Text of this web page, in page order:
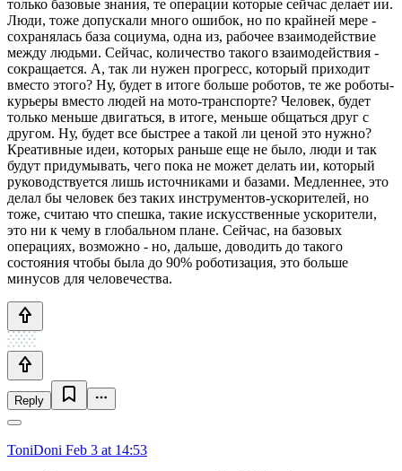
только базовые знания, те операции которые сейчас делает ии.
Люди, тоже допускали много ошибок, но по крайней мере -
сохранялась база социума, одна из, рабочее взаимодействие
между людьми. Сейчас, количество такого взаимодействия -
сокращается. А, так ли нужен прогресс, который приходит
вместо этого? Ну, будет в итоге больше роботов, те же роботы-
курьеры вместо людей на мото-транспорте? Человек, будет
только меньше двигаться, в итоге, меньше общаться друг с
другом. Ну, будет все быстрее а такой ли ценой это нужно?
Креативные идеи, которых раньше еще не было, люди и так
будут придумывать, чего пока не может делать ии, который
руководствуется лишь источниками и базами. Медленнее, это
делал бы человек без таких инструментов-ускорителей, но
тоже, считаю что спешка, такие искусственные ускорители,
это ни к чему в глобальном плане. Сейчас, на базовых
операциях, возможно - но, дальше, доводить до такого
состояния чтобы была до 90% роботизация, это больше
минусов для человечества.
Reply
ToniDoni Feb 3 at 14:53